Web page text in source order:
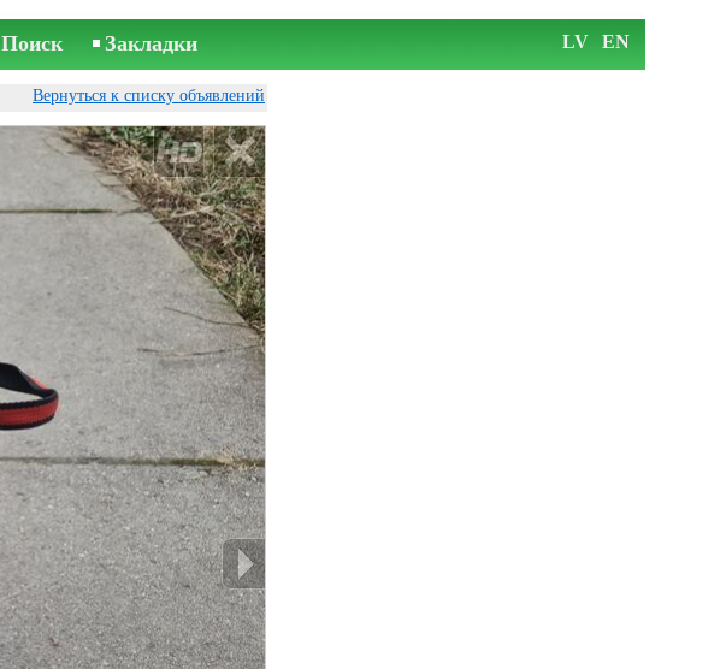
Поиск Закладки LV EN
Вернуться к списку объявлений